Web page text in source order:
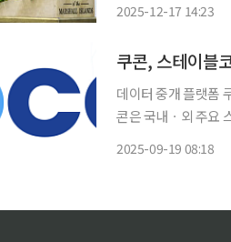
2025-12-17 14:23
쿠콘, 스테이블
데이터 중개 플랫폼
콘은 국내ㆍ외 주요
2025-09-19 08:18